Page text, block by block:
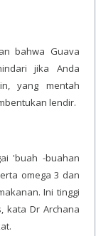
bahwa Guava
jika Anda
yang mentah
lendir.
'buah -buahan
omega 3 dan
Ini tinggi
kata Dr Archana